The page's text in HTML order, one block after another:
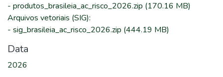
- produtos_brasileia_ac_risco_2026.zip (170.16 MB)
Arquivos vetoriais (SIG):
- sig_brasileia_ac_risco_2026.zip (444.19 MB)
Data
2026